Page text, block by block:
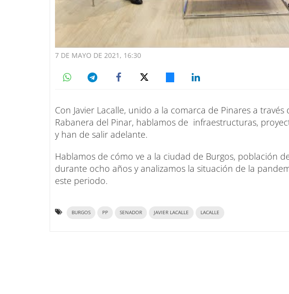
7 DE MAYO DE 2021, 16:30
Con Javier Lacalle, unido a la comarca de Pinares a través
Rabanera del Pinar, hablamos de infraestructuras,
y han de salir adelante.
Hablamos de cómo ve a la ciudad de Burgos, población
durante ocho años y analizamos la situación de la
este periodo.
BURGOS PP SENADOR JAVIER LACALLE LACALLE